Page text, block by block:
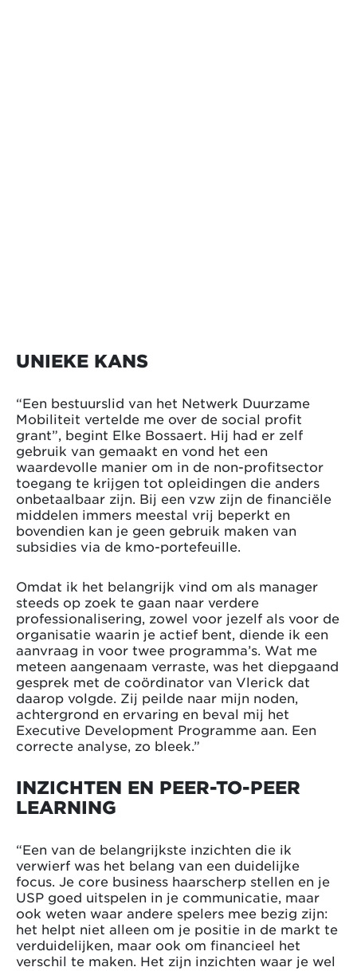
UNIEKE KANS
“Een bestuurslid van het Netwerk Duurzame
Mobiliteit vertelde me over de social profit
grant”, begint Elke Bossaert. Hij had er zelf
gebruik van gemaakt en vond het een
waardevolle manier om in de non-profitsector
toegang te krijgen tot opleidingen die anders
onbetaalbaar zijn. Bij een vzw zijn de financiële
middelen immers meestal vrij beperkt en
bovendien kan je geen gebruik maken van
subsidies via de kmo-portefeuille.
Omdat ik het belangrijk vind om als manager
steeds op zoek te gaan naar verdere
professionalisering, zowel voor jezelf als voor de
organisatie waarin je actief bent, diende ik een
aanvraag in voor twee programma’s. Wat me
meteen aangenaam verraste, was het diepgaand
gesprek met de coördinator van Vlerick dat
daarop volgde. Zij peilde naar mijn noden,
achtergrond en ervaring en beval mij het
Executive Development Programme aan. Een
correcte analyse, zo bleek.”
INZICHTEN EN PEER-TO-PEER
LEARNING
“Een van de belangrijkste inzichten die ik
verwierf was het belang van een duidelijke
focus. Je core business haarscherp stellen en je
USP goed uitspelen in je communicatie, maar
ook weten waar andere spelers mee bezig zijn:
het helpt niet alleen om je positie in de markt te
verduidelijken, maar ook om financieel het
verschil te maken. Het zijn inzichten waar je wel